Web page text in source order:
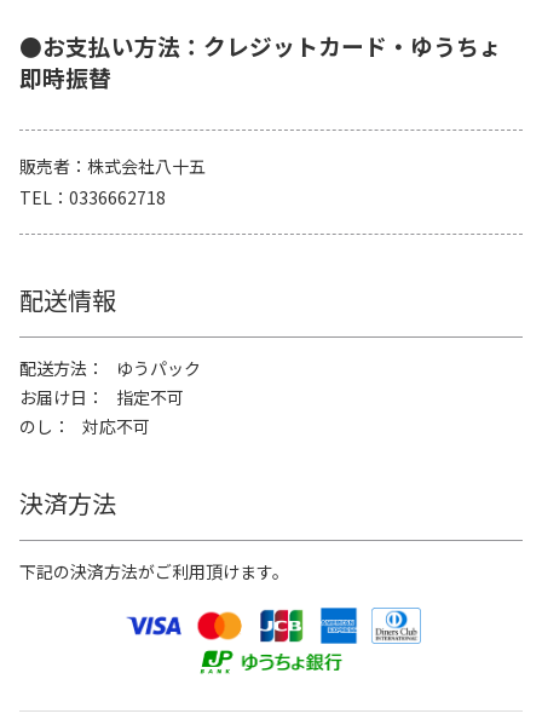
●お支払い方法：クレジットカード・ゆうちょ
即時振替
販売者
株式会社八十五
TEL
0336662718
配送情報
配送方法
ゆうパック
お届け日
指定不可
のし
対応不可
決済方法
下記の決済方法がご利用頂けます。